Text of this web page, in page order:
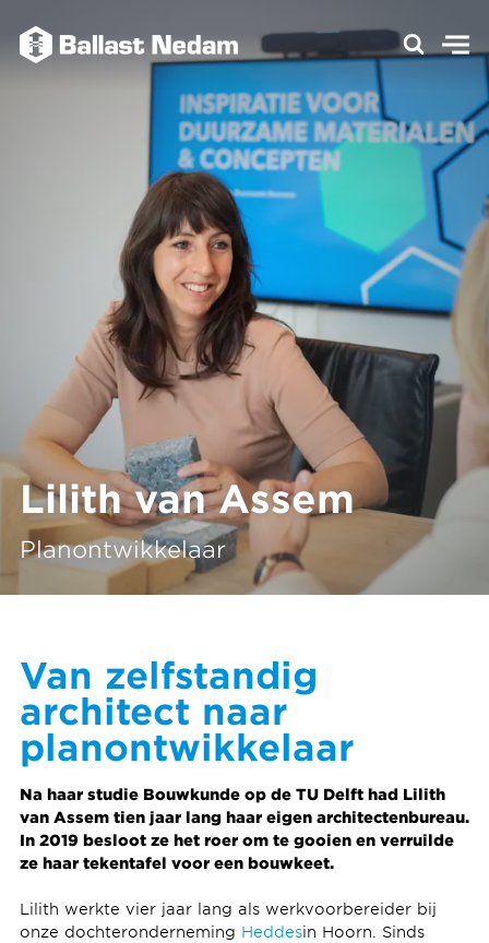
Lilith van Assem
Planontwikkelaar
Van zelfstandig
architect naar
planontwikkelaar
Na haar studie Bouwkunde op de TU Delft had Lilith
van Assem tien jaar lang haar eigen architectenbureau.
In 2019 besloot ze het roer om te gooien en verruilde
ze haar tekentafel voor een bouwkeet.
Lilith werkte vier jaar lang als werkvoorbereider bij
onze dochteronderneming Heddesin Hoorn. Sinds